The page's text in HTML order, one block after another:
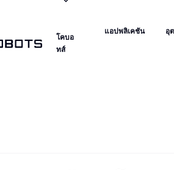
โคบอ
ทส์
แอปพลิเคชัน
อุ